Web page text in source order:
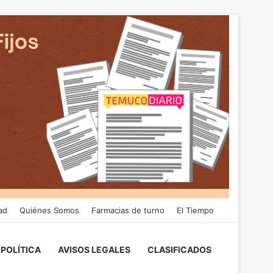
Quiénes Somos Farmacias de turno El Tiempo
POLÍTICA AVISOS LEGALES CLASIFICADOS